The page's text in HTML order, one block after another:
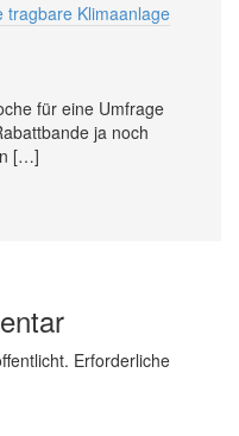
tragbare Klimaanlage
für eine Umfrage
ja noch
[…]
Erforderliche